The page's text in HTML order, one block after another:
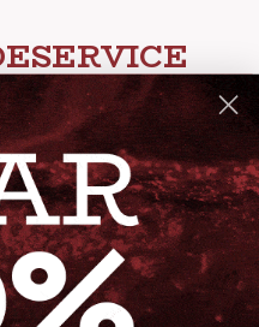
out.dk
fre kl. 10-15